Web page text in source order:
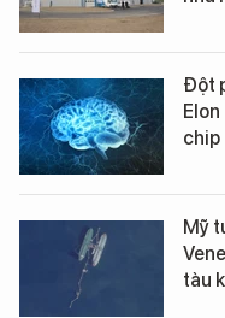
Đột
chip
Mỹ
tàu